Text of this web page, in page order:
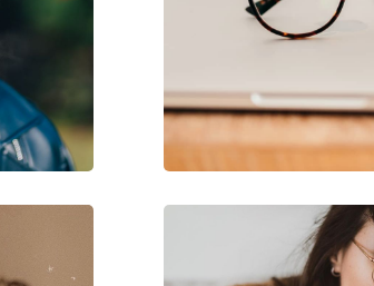
Esprit
ET17422 543 51